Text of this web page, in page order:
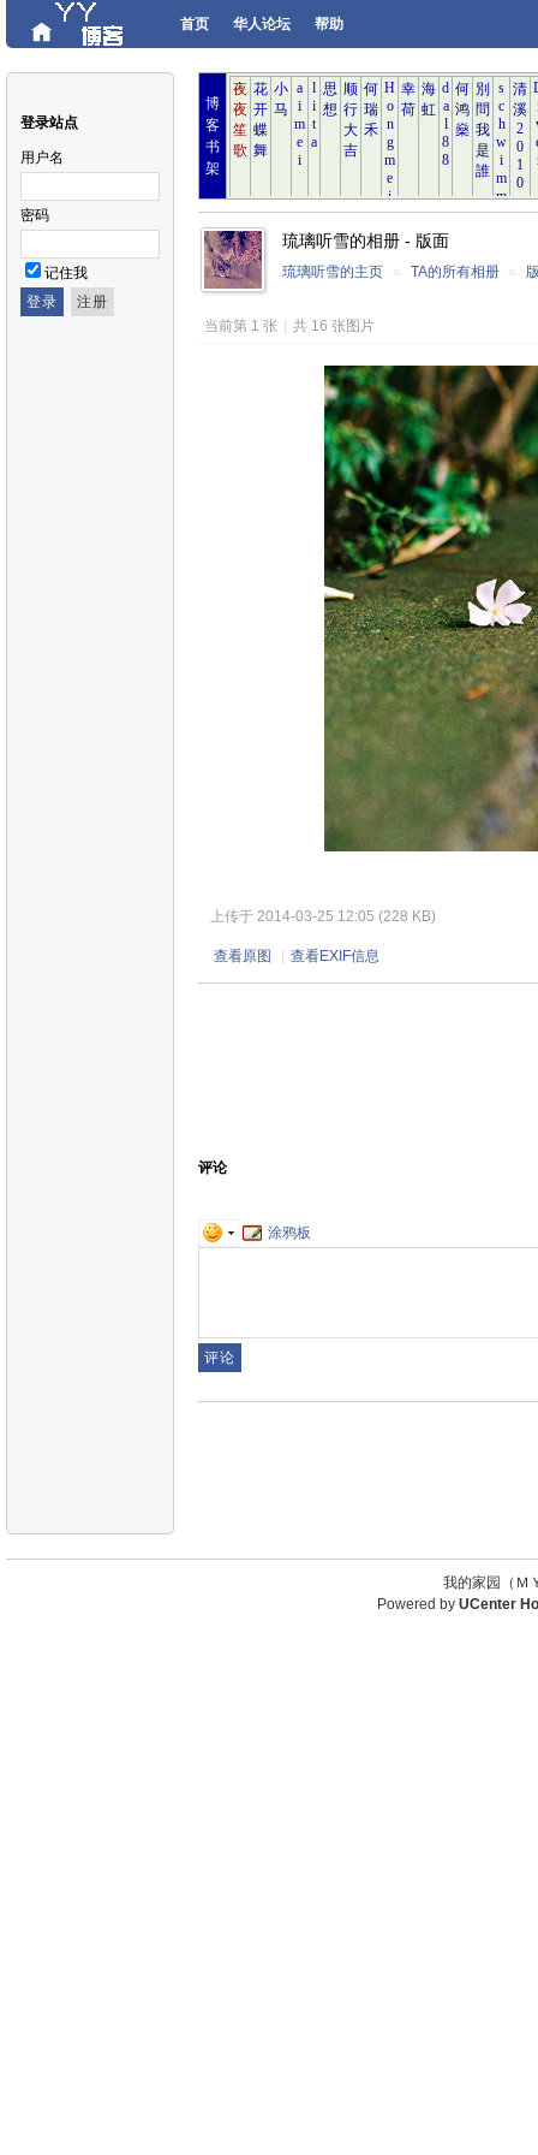
首页 华人论坛 帮助
登录站点
用户名
密码
记住我
博
客
书
架
琉璃听雪的相册 - 版面
琉璃听雪的主页 » TA的所有相册 »
当前第 1 张 共 16 张图片
上传于 2014-03-25 12:05 (228 KB)
查看原图 查看EXIF信息
评论
涂鸦板
我的家园（
Powered by UCenter